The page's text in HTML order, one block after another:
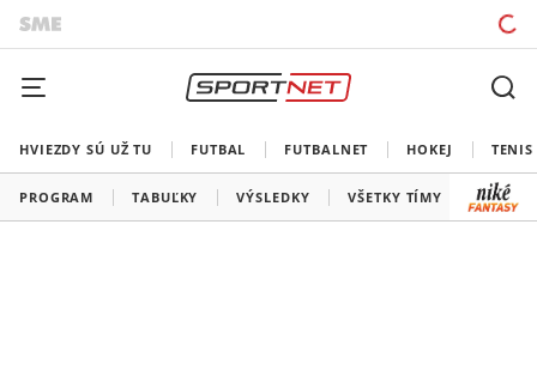
HVIEZDY SÚ UŽ TU FUTBAL FUTBALNET HOKEJ TENIS
PROGRAM TABUĽKY VÝSLEDKY VŠETKY TÍMY